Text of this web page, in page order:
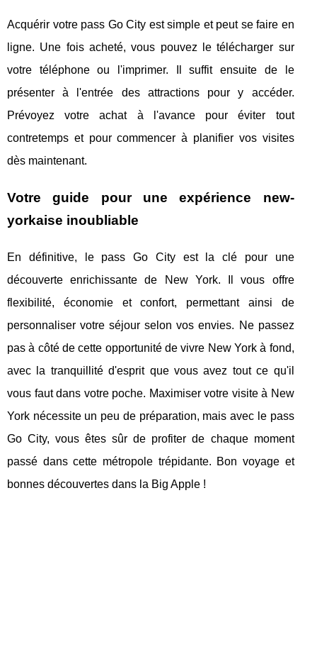
Acquérir votre pass Go City est simple et peut se faire en
ligne. Une fois acheté, vous pouvez le télécharger sur
votre téléphone ou l'imprimer. Il suffit ensuite de le
présenter à l'entrée des attractions pour y accéder.
Prévoyez votre achat à l'avance pour éviter tout
contretemps et pour commencer à planifier vos visites
dès maintenant.
Votre guide pour une expérience new-
yorkaise inoubliable
En définitive, le pass Go City est la clé pour une
découverte enrichissante de New York. Il vous offre
flexibilité, économie et confort, permettant ainsi de
personnaliser votre séjour selon vos envies. Ne passez
pas à côté de cette opportunité de vivre New York à fond,
avec la tranquillité d'esprit que vous avez tout ce qu'il
vous faut dans votre poche. Maximiser votre visite à New
York nécessite un peu de préparation, mais avec le pass
Go City, vous êtes sûr de profiter de chaque moment
passé dans cette métropole trépidante. Bon voyage et
bonnes découvertes dans la Big Apple !